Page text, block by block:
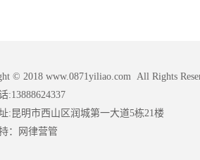
© 2018 www.0871yiliao.com All Rights
:13888624337
:昆明市西山区润城第一大道5栋21楼
：
网律营管